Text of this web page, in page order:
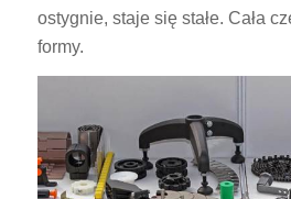
ostygnie, staje się stałe. Cała
formy.